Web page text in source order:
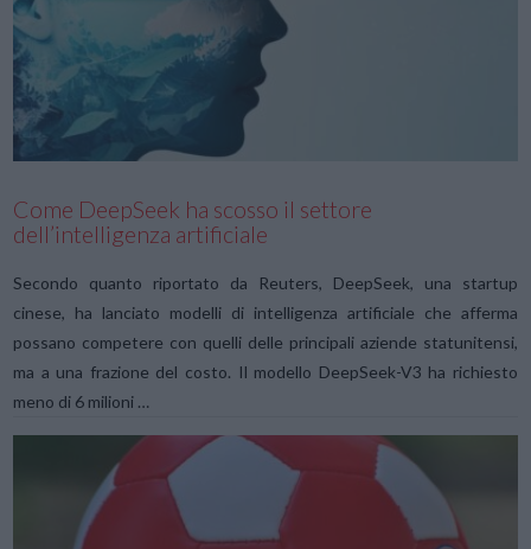
VIEW POST
Come DeepSeek ha scosso il settore
dell’intelligenza artificiale
Secondo quanto riportato da Reuters, DeepSeek, una startup
cinese, ha lanciato modelli di intelligenza artificiale che afferma
possano competere con quelli delle principali aziende statunitensi,
ma a una frazione del costo. Il modello DeepSeek-V3 ha richiesto
meno di 6 milioni …